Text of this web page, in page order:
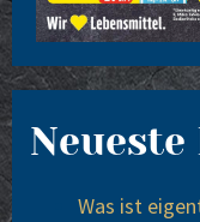
Neueste
Was ist